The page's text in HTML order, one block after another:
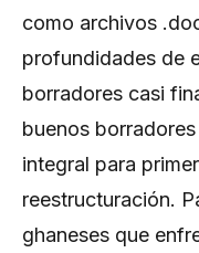
como archivos
profundidades de
borradores casi
buenos
integral para
reestructuración.
ghaneses que